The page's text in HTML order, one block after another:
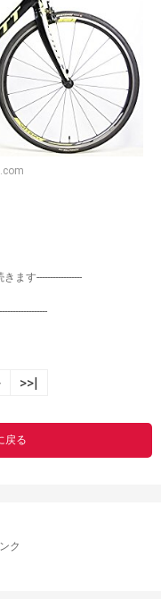
ます-----------------
>>|
戻る
ク